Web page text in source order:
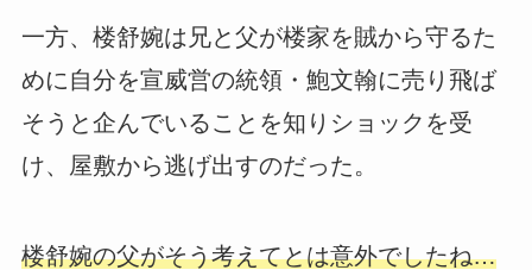
一方、楼舒婉は兄と父が楼家を賊から守るた
めに自分を宣威営の統領・鮑文翰に売り飛ば
そうと企んでいることを知りショックを受
け、屋敷から逃げ出すのだった。
楼舒婉の父がそう考えてとは意外でしたね…